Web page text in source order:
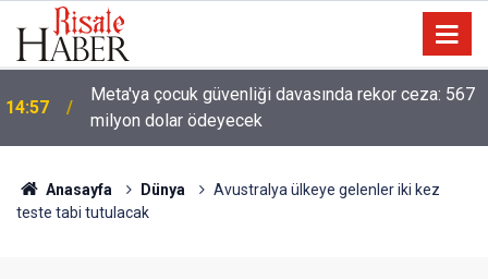
14:57
Meta'ya çocuk güvenliği davasında rekor ceza: 567
milyon dolar ödeyecek
Anasayfa Dünya
Avustralya ülkeye gelenler iki kez
teste tabi tutulacak